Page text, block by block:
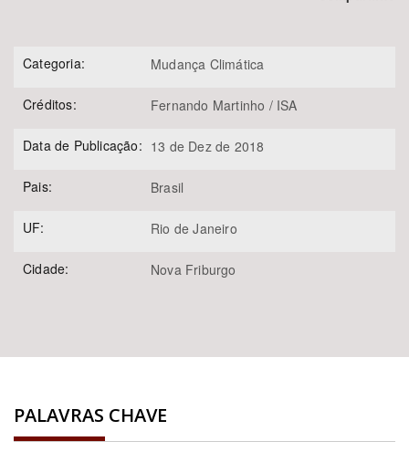
Categoria: Mudança Climática
Créditos: Fernando Martinho / ISA
Data de Publicação: 13 de Dez de 2018
Pais: Brasil
UF: Rio de Janeiro
Cidade: Nova Friburgo
PALAVRAS CHAVE